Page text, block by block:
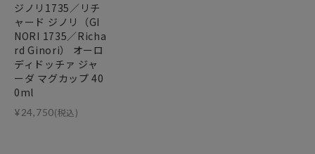
ジノリ1735／リチ
ャード ジノリ（GI
NORI 1735／Richa
rd Ginori） オーロ
ディドッチァ ジャ
ーダ マグカップ 40
0ml
¥24,750(税込)